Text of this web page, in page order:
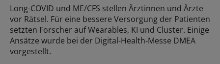
Long-COVID und ME/CFS stellen Ärztinnen und Ärzte
vor Rätsel. Für eine bessere Versorgung der Patienten
setzten Forscher auf Wearables, KI und Cluster. Einige
Ansätze wurde bei der Digital-Health-Messe DMEA
vorgestellt.